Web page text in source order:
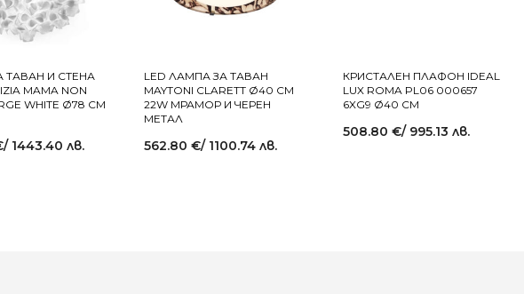
ТАВАН И СТЕНА
MAMA NON
WHITE Ø78 СМ
/ 1443.40 лв.
LED ЛАМПА ЗА ТАВАН
MAYTONI CLARETT Ø40 СМ
22W МРАМОР И ЧЕРЕН
МЕТАЛ
562.80 €/ 1100.74 лв.
КРИСТАЛЕН ПЛАФОН IDEAL
LUX ROMA PL06 000657
6XG9 Ø40 СМ
508.80 €/ 995.13 лв.